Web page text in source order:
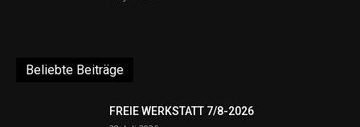
Beliebte Beiträge
FREIE WERKSTATT 7/8-2026